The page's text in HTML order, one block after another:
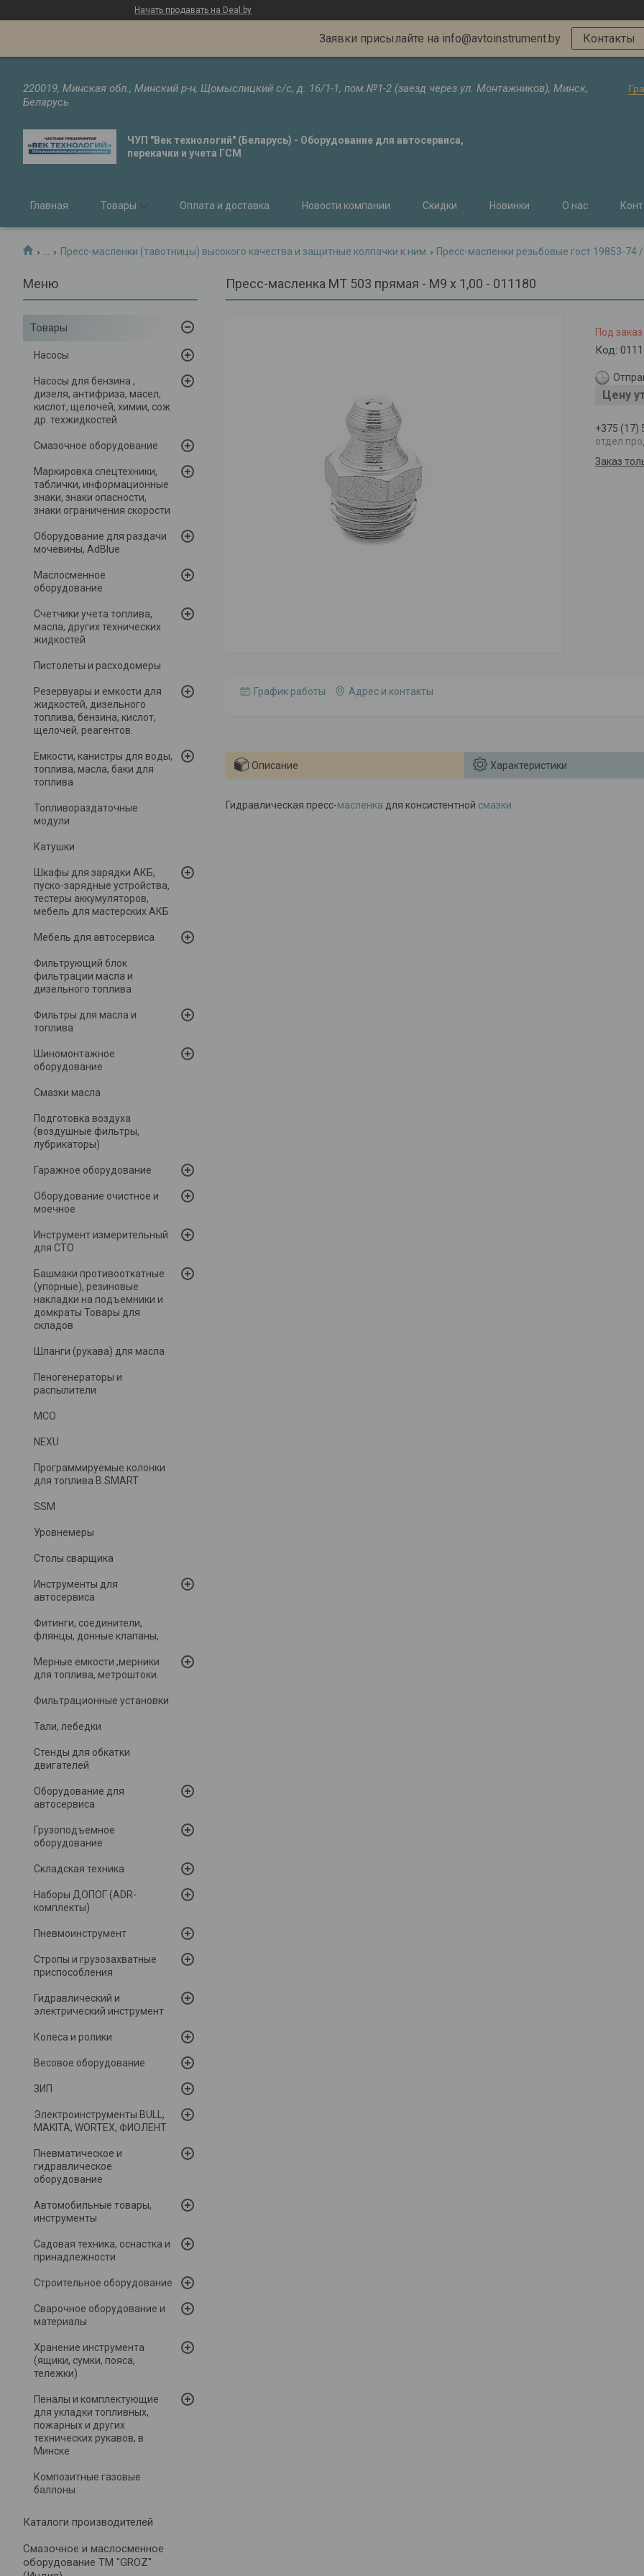
Начать продавать на Deal.by
Заявки присылайте на info@avtoinstrument.by Контакты
220019, Минская обл., Минский р-н, Щомыслицкий с/с, д. 16/1-1, пом.№1-2 (заезд через ул. Монтажников), Минск,
Беларусь
ЧУП "Век технологий" (Беларусь) - Оборудование для автосервиса,
перекачки и учета ГСМ
Главная Товары Оплата и доставка Новости компании Скидки Новинки О нас
Пресс-масленки (тавотницы) высокого качества и защитные колпачки к ним Пресс-масленки резьбовые гост 19853-74
Товары
Насосы
Насосы для бензина ,
дизеля, антифриза, масел,
кислот, щелочей, химии, сож
др. техжидкостей
Смазочное оборудование
Маркировка спецтехники,
таблички, информационные
знаки, знаки опасности,
знаки ограничения скорости
Оборудование для раздачи
мочевины, AdBlue
Маслосменное
оборудование
Счетчики учета топлива,
масла, других технических
жидкостей
Пистолеты и расходомеры
Резервуары и емкости для
жидкостей, дизельного
топлива, бензина, кислот,
щелочей, реагентов.
Емкости, канистры для воды,
топлива, масла, баки для
топлива
Топливораздаточные
модули
Катушки
Шкафы для зарядки АКБ,
пуско-зарядные устройства,
тестеры аккумуляторов,
мебель для мастерских АКБ
Мебель для автосервиса
Фильтрующий блок
фильтрации масла и
дизельного топлива
Фильтры для масла и
топлива
Шиномонтажное
оборудование
Смазки масла
Подготовка воздуха
(воздушные фильтры,
лубрикаторы)
Гаражное оборудование
Оборудование очистное и
моечное
Инструмент измерительный
для СТО
Башмаки противооткатные
(упорные), резиновые
накладки на подъемники и
домкраты Товары для
складов
Шланги (рукава) для масла
Пеногенераторы и
распылители
MCO
NEXU
Программируемые колонки
для топлива B.SMART
SSM
Уровнемеры
Столы сварщика
Инструменты для
автосервиса
Фитинги, соединители,
флянцы, донные клапаны,
Мерные емкости ,мерники
для топлива, метроштоки.
Фильтрационные установки
Тали, лебедки
Стенды для обкатки
двигателей
Оборудование для
автосервиса
Грузоподъемное
оборудование
Складская техника
Наборы ДОПОГ (ADR-
комплекты)
Пневмоинструмент
Стропы и грузозахватные
приспособления
Гидравлический и
электрический инструмент
Колеса и ролики
Весовое оборудование
ЗИП
Электроинструменты BULL,
MAKITA, WORTEX, ФИОЛЕНТ
Пневматическое и
гидравлическое
оборудование
Автомобильные товары,
инструменты
Садовая техника, оснастка и
принадлежности
Строительное оборудование
Сварочное оборудование и
материалы
Хранение инструмента
(ящики, сумки, пояса,
тележки)
Пеналы и комплектующие
для укладки топливных,
пожарных и других
технических рукавов, в
Минске
Композитные газовые
баллоны
Каталоги производителей
Cмазочное и маслосменное
оборудование ТМ "GROZ"
Пресс-масленка MT 503 прямая - М9 x 1,00 - 011180
Под заказ
Код:
Цену
+375 (17)
отдел
Заказ
График работы Адрес и контакты
Описание Характеристики
Гидравлическая пресс-масленка для консистентной смазки